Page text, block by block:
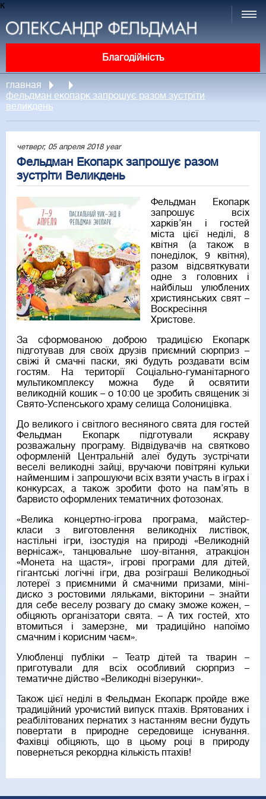
к
Благодійність
главная
фельдман екопарк запрошує разом зустріти
великдень
четверг, 05 апреля 2018 year
Фельдман Екопарк запрошує разом
зустріти Великдень
Фельдман Екопарк
запрошує всіх
харків’ян і гостей
міста цієї неділі, 8
квітня (а також в
понеділок, 9 квітня),
разом відсвяткувати
одне з головних і
найбільш улюблених
християнських свят –
Воскресіння
Христове.
За сформованою доброю традицією Екопарк
підготував для своїх друзів приємний сюрприз –
свіжі й смачні паски, які будуть роздавати всім
гостям. На території Соціально-гуманітарного
мультикомплексу можна буде й освятити
великодній кошик – о 10:00 це зробить священик зі
Свято-Успенського храму селища Солоницівка.
До великого і світлого весняного свята для гостей
Фельдман Екопарк підготували яскраву
розважальну програму. Відвідувачів на святково
оформленій Центральній алеї будуть зустрічати
веселі великодні зайці, вручаючи повітряні кульки
найменшим і запрошуючи всіх взяти участь в іграх і
конкурсах, а також зробити фото на пам’ять в
барвисто оформлених тематичних фотозонах.
«Велика концертно-ігрова програма, майстер-
класи з виготовлення великодніх листівок,
настільні ігри, ізостудія на природі «Великодній
вернісаж», танцювальне шоу-вітання, атракціон
«Монета на щастя», ігрові програми для дітей,
гігантські логічні ігри, два розіграші Великодньої
лотереї з приємними й смачними призами, міні-
диско з ростовими ляльками, вікторини – знайти
для себе веселу розвагу до смаку зможе кожен, –
обіцяють організатори свята. – А тих гостей, хто
втомиться і замерзне, ми традиційно напоїмо
смачним і корисним чаєм».
Улюбленці публіки – Театр дітей та тварин –
приготували для всіх особливий сюрприз –
тематичне дійство «Великодні візерунки».
Також цієї неділі в Фельдман Екопарк пройде вже
традиційний урочистий випуск птахів. Врятованих і
реабілітованих пернатих з настанням весни будуть
повертати в природне середовище існування.
Фахівці обіцяють, що в цьому році в природу
повернеться рекордна кількість птахів!